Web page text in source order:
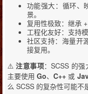
功能强大：循环、
景。
复用性极致：继承
工程化友好：支持
社区支持：海量开
接复用。
⚠️注意事项：SCSS 的
主要使用Go、C++ 或
么 SCSS 的复杂性可能不